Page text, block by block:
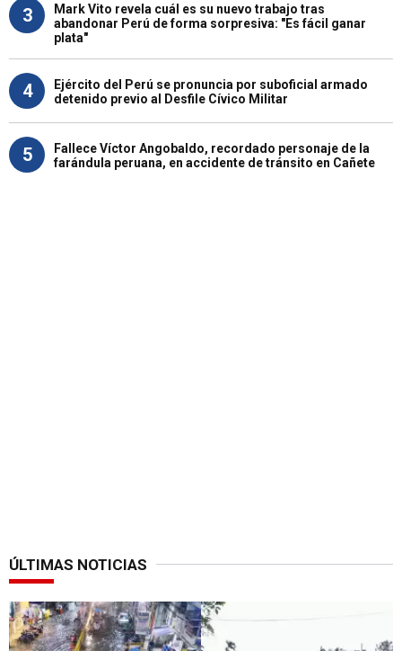
3
Mark Vito revela cuál es su nuevo trabajo tras
abandonar Perú de forma sorpresiva: "Es fácil ganar
plata"
4
Ejército del Perú se pronuncia por suboficial armado
detenido previo al Desfile Cívico Militar
5
Fallece Víctor Angobaldo, recordado personaje de la
farándula peruana, en accidente de tránsito en Cañete
ÚLTIMAS NOTICIAS